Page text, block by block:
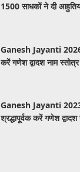
1500 साधकों ने दी
Ganesh Jayanti 2026:
करें गणेश द्वादश नाम स्तोत्र
Ganesh Jayanti
श्रद्धापूर्वक करें गणेश